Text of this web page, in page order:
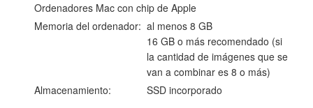
Ordenadores Mac con chip de Apple
Memoria del ordenador: al menos 8 GB
16 GB o más recomendado (si
la cantidad de imágenes que se
van a combinar es 8 o más)
Almacenamiento:
SSD incorporado